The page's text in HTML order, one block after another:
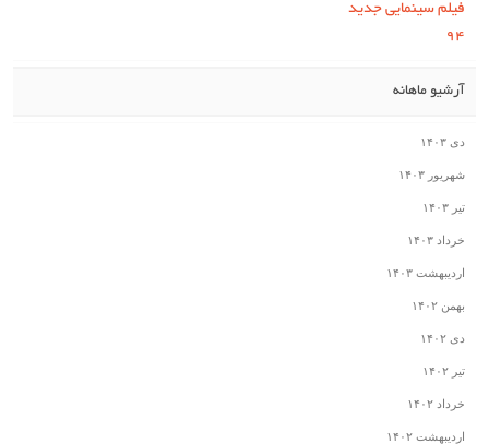
فیلم سینمایی جدید
۹۴
آرشیو ماهانه
دی ۱۴۰۳
شهریور ۱۴۰۳
تیر ۱۴۰۳
خرداد ۱۴۰۳
اردیبهشت ۱۴۰۳
بهمن ۱۴۰۲
دی ۱۴۰۲
تیر ۱۴۰۲
خرداد ۱۴۰۲
اردیبهشت ۱۴۰۲